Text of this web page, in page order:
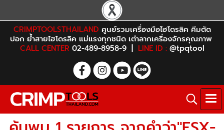
CRIMPTOOLSTHAILAND ศูนย์รวมเครื่องมือไฮโดรลิค คีมตัด
ปอก ย้ำสายไฮโดรลิค แม่แรงทุกชนิด เต่าลากเครื่องจักรคุณภาพ
CALL CENTER 02-489-8958-9 | LINE ID :@tpqtool